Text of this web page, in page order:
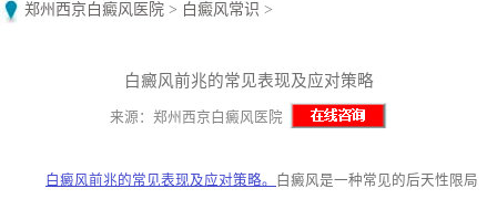
郑州西京白癜风医院 > 白癜风常识 >
白癜风前兆的常见表现及应对策略
来源：郑州西京白癜风医院
白癜风前兆的常见表现及应对策略。 白癜风是一种常见的后天性限局